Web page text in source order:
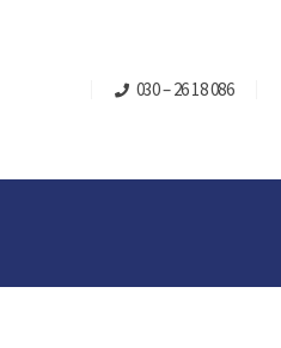
030 – 26 18 086